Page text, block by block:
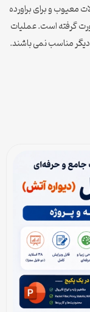
معیوب و برای براورده
گرفته است. عملیات
مناسب نمی باشند.